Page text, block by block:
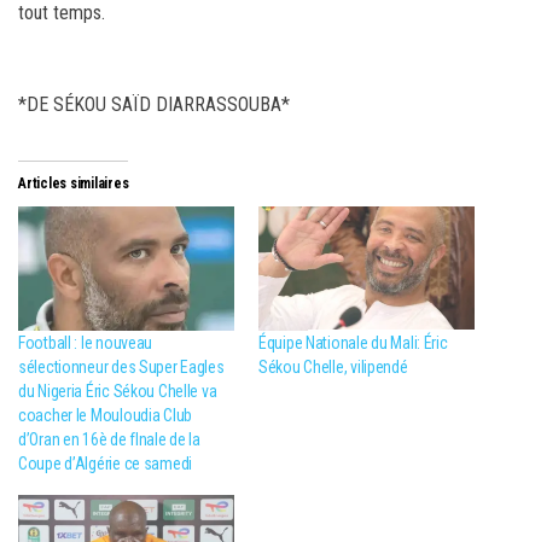
tout temps.
*DE SÉKOU SAÏD DIARRASSOUBA*
Articles similaires
Football : le nouveau
sélectionneur des Super Eagles
du Nigeria Éric Sékou Chelle va
coacher le Mouloudia Club
d’Oran en 16è de fInale de la
Coupe d’Algérie ce samedi
Équipe Nationale du Mali: Éric
Sékou Chelle, vilipendé